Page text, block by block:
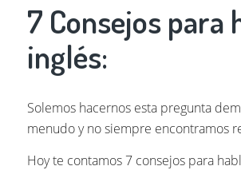
7 Consejos para
inglés:
Solemos hacernos esta pregunta
menudo y no siempre encontramos
Hoy te contamos 7 consejos para